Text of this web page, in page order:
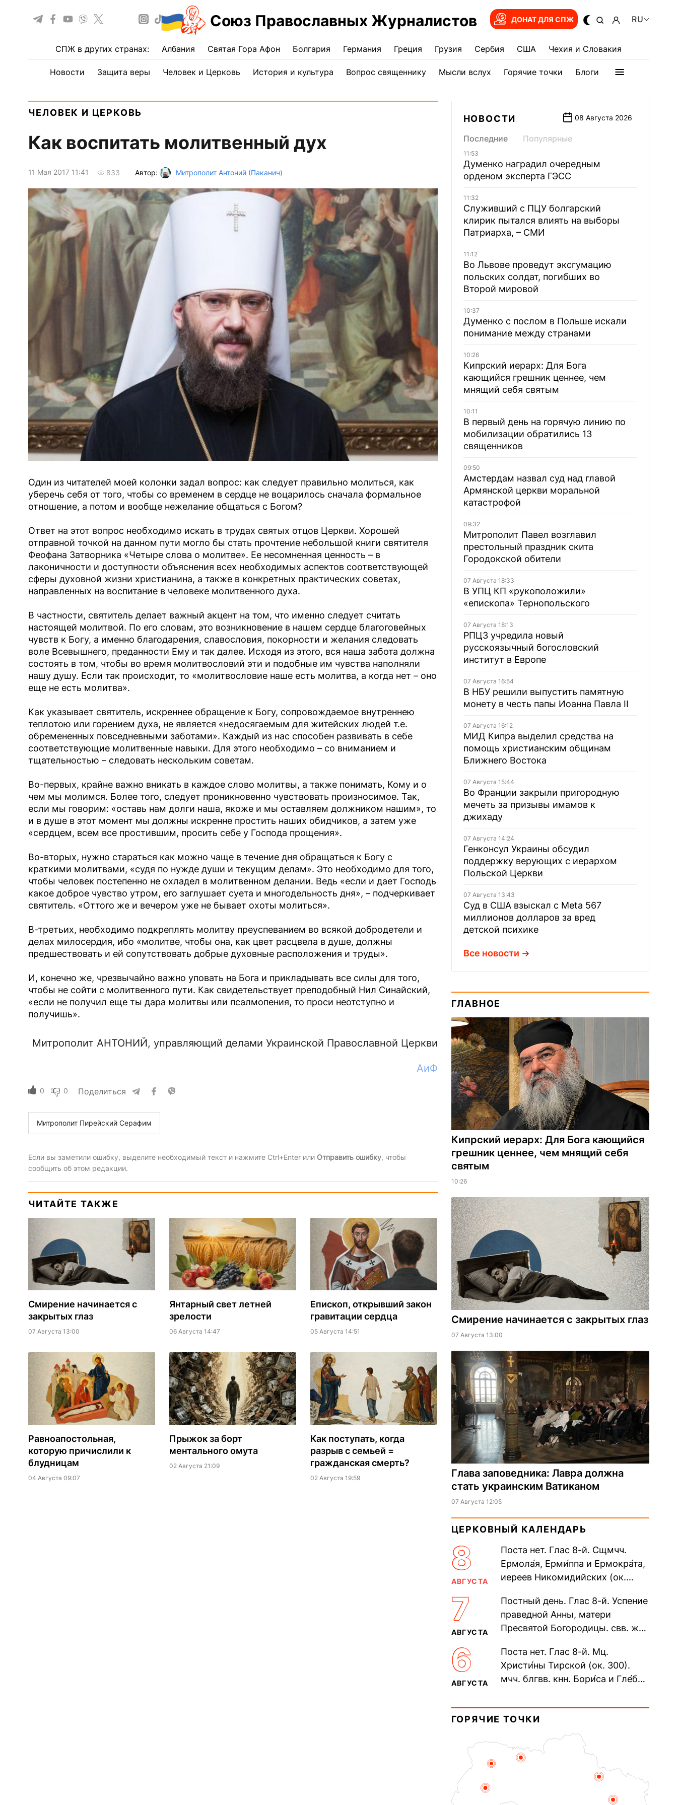
Союз Православных Журналистов ДОНАТ ДЛЯ СПЖ RU
СПЖ в других странах: Албания Святая Гора Афон Болгария Германия Греция Грузия Сербия США Чехия и Словакия
Новости Защита веры Человек и Церковь История и культура Вопрос священнику Мысли вслух Горячие точки Блоги
ЧЕЛОВЕК И ЦЕРКОВЬ
Как воспитать молитвенный дух
11 Мая 2017 11:41 833 Автор: Митрополит Антоний (Паканич)
Один из читателей моей колонки задал вопрос: как следует правильно молиться, как
уберечь себя от того, чтобы со временем в сердце не воцарилось сначала формальное
отношение, а потом и вообще нежелание общаться с Богом?
Ответ на этот вопрос необходимо искать в трудах святых отцов Церкви. Хорошей
отправной точкой на данном пути могло бы стать прочтение небольшой книги святителя
Феофана Затворника «Четыре слова о молитве». Ее несомненная ценность – в
лаконичности и доступности объяснения всех необходимых аспектов соответствующей
сферы духовной жизни христианина, а также в конкретных практических советах,
направленных на воспитание в человеке молитвенного духа.
В частности, святитель делает важный акцент на том, что именно следует считать
настоящей молитвой. По его словам, это возникновение в нашем сердце благоговейных
чувств к Богу, а именно благодарения, славословия, покорности и желания следовать
воле Всевышнего, преданности Ему и так далее. Исходя из этого, вся наша забота должна
состоять в том, чтобы во время молитвословий эти и подобные им чувства наполняли
нашу душу. Если так происходит, то «молитвословие наше есть молитва, а когда нет – оно
еще не есть молитва».
Как указывает святитель, искреннее обращение к Богу, сопровождаемое внутреннею
теплотою или горением духа, не является «недосягаемым для житейских людей т.е.
обремененных повседневными заботами». Каждый из нас способен развивать в себе
соответствующие молитвенные навыки. Для этого необходимо – со вниманием и
тщательностью – следовать нескольким советам.
Во-первых, крайне важно вникать в каждое слово молитвы, а также понимать, Кому и о
чем мы молимся. Более того, следует проникновенно чувствовать произносимое. Так,
если мы говорим: «оставь нам долги наша, якоже и мы оставляем должником нашим», то
и в душе в этот момент мы должны искренне простить наших обидчиков, а затем уже
«сердцем, всем все простившим, просить себе у Господа прощения».
Во-вторых, нужно стараться как можно чаще в течение дня обращаться к Богу с
краткими молитвами, «судя по нужде души и текущим делам». Это необходимо для того,
чтобы человек постепенно не охладел в молитвенном делании. Ведь «если и дает Господь
какое доброе чувство утром, его заглушает суета и многодельность дня», – подчеркивает
святитель. «Оттого же и вечером уже не бывает охоты молиться».
В-третьих, необходимо подкреплять молитву преуспеванием во всякой добродетели и
делах милосердия, ибо «молитве, чтобы она, как цвет расцвела в душе, должны
предшествовать и ей сопутствовать добрые духовные расположения и труды».
И, конечно же, чрезвычайно важно уповать на Бога и прикладывать все силы для того,
чтобы не сойти с молитвенного пути. Как свидетельствует преподобный Нил Синайский,
«если не получил еще ты дара молитвы или псалмопения, то проси неотступно и
получишь».
Митрополит АНТОНИЙ, управляющий делами Украинской Православной Церкви
АиФ
0 0 Поделиться
Митрополит Пирейский Серафим
Если вы заметили ошибку, выделите необходимый текст и нажмите Ctrl+Enter или Отправить ошибку, чтобы
сообщить об этом редакции.
ЧИТАЙТЕ ТАКЖЕ
Смирение начинается с
закрытых глаз
07 Августа 13:00
Янтарный свет летней
зрелости
06 Августа 14:47
Епископ, открывший закон
гравитации сердца
05 Августа 14:51
Равноапостольная,
которую причислили к
блудницам
04 Августа 09:07
​Прыжок за борт
ментального омута
02 Августа 21:09
Как поступать, когда
разрыв с семьей =
гражданская смерть?
02 Августа 19:59
НОВОСТИ 08 Августа 2026
Последние Популярные
11:53
Думенко наградил очередным
орденом эксперта ГЭСС
11:32
Служивший с ПЦУ болгарский
клирик пытался влиять на выборы
Патриарха, – СМИ
11:12
Во Львове проведут эксгумацию
польских солдат, погибших во
Второй мировой
10:37
Думенко с послом в Польше искали
понимание между странами
10:26
Кипрский иерарх: Для Бога
кающийся грешник ценнее, чем
мнящий себя святым
10:11
В первый день на горячую линию по
мобилизации обратились 13
священников
09:50
Амстердам назвал суд над главой
Армянской церкви моральной
катастрофой
09:32
Митрополит Павел возглавил
престольный праздник скита
Городокской обители
07 Августа 18:33
В УПЦ КП «рукоположили»
«епископа» Тернопольского
07 Августа 18:13
РПЦЗ учредила новый
русскоязычный богословский
институт в Европе
07 Августа 16:54
В НБУ решили выпустить памятную
монету в честь папы Иоанна Павла II
07 Августа 16:12
МИД Кипра выделил средства на
помощь христианским общинам
Ближнего Востока
07 Августа 15:44
Во Франции закрыли пригородную
мечеть за призывы имамов к
джихаду
07 Августа 14:24
Генконсул Украины обсудил
поддержку верующих с иерархом
Польской Церкви
07 Августа 13:43
Суд в США взыскал с Meta 567
миллионов долларов за вред
детской психике
Все новости
ГЛАВНОЕ
Кипрский иерарх: Для Бога кающийся
грешник ценнее, чем мнящий себя
святым
10:26
Смирение начинается с закрытых глаз
07 Августа 13:00
Глава заповедника: Лавра должна
стать украинским Ватиканом
07 Августа 12:05
ЦЕРКОВНЫЙ КАЛЕНДАРЬ
8
АВГУСТА
Поста нет. Глас 8-й. Сщмчч.
Ермола́я, Ерми́ппа и Ермокра́та,
иереев Никомидийских (ок.
Печерского, в Ближних
пещерах...
7
АВГУСТА
Постный день. Глас 8-й. Успение
праведной Анны, матери
Пресвятой Богородицы. свв. жен
прп. Евпракси́и девы,...
6
АВГУСТА
Поста нет. Глас 8-й. Мц.
Христи́ны Тирской (ок. 300).
мчч. блгвв. кнн. Бори́са и Гле́ба,
Дави́да (1015). Прп....
ГОРЯЧИЕ ТОЧКИ